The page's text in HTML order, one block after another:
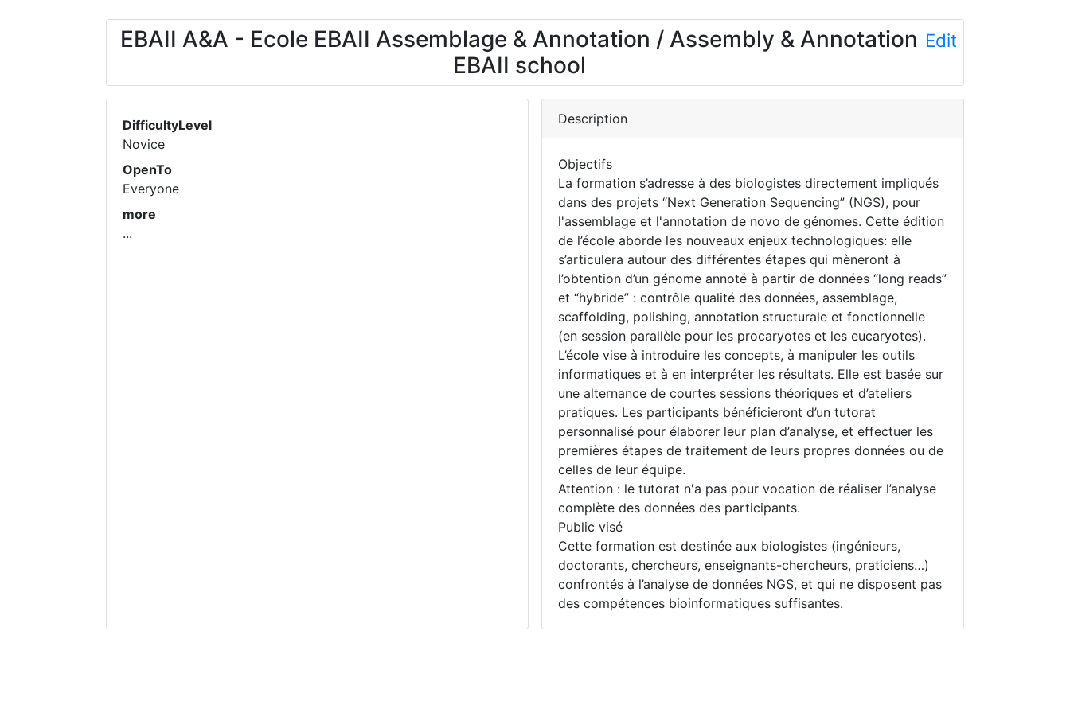
EBAII A&A - Ecole EBAII Assemblage & Annotation / Assembly & Annotation
EBAII school
Edit
DifficultyLevel
Novice
OpenTo
Everyone
more
...
Description
Objectifs
La formation s’adresse à des biologistes directement impliqués
dans des projets “Next Generation Sequencing” (NGS), pour
l'assemblage et l'annotation de novo de génomes. Cette édition
de l’école aborde les nouveaux enjeux technologiques: elle
s’articulera autour des différentes étapes qui mèneront à
l’obtention d’un génome annoté à partir de données “long reads”
et “hybride” : contrôle qualité des données, assemblage,
scaffolding, polishing, annotation structurale et fonctionnelle
(en session parallèle pour les procaryotes et les eucaryotes).
L’école vise à introduire les concepts, à manipuler les outils
informatiques et à en interpréter les résultats. Elle est basée sur
une alternance de courtes sessions théoriques et d’ateliers
pratiques. Les participants bénéficieront d’un tutorat
personnalisé pour élaborer leur plan d’analyse, et effectuer les
premières étapes de traitement de leurs propres données ou de
celles de leur équipe.
Attention : le tutorat n'a pas pour vocation de réaliser l’analyse
complète des données des participants.
Public visé
Cette formation est destinée aux biologistes (ingénieurs,
doctorants, chercheurs, enseignants-chercheurs, praticiens…)
confrontés à l’analyse de données NGS, et qui ne disposent pas
des compétences bioinformatiques suffisantes.